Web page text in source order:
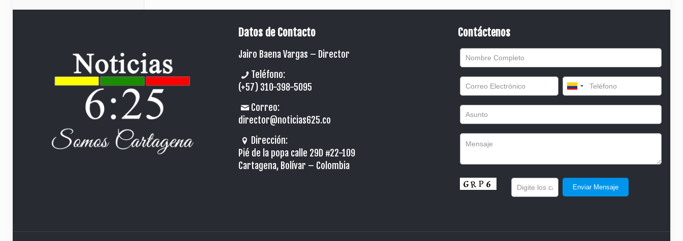
Datos de Contacto
Jairo Baena Vargas – Director
Teléfono:
(+57) 310-398-5095
Correo:
director@noticias625.co
Dirección:
Pié de la popa calle 29D #22-109
Cartagena, Bolívar – Colombia
Contáctenos